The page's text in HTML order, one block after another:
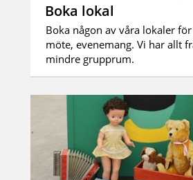
Boka lokal
Boka någon av våra lokaler
möte, evenemang. Vi har allt
mindre grupprum.